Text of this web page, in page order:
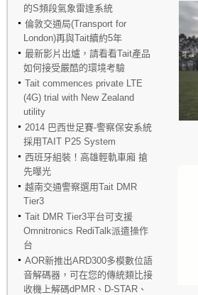
的S頻段氣象雷達系統
倫敦交通局(Transport for
London)再與Tait續約5年
最新影片出爐，請看看Tait產品
如何接受嚴酷的環境考驗
Tait commences private LTE
(4G) trial with New Zealand
utility
2014 巴西世足賽-警察保安系統
採用TAIT P25 System
西班牙組裝！高雄輕軌車廂 搶
先曝光
越南交通警察選用Tait DMR
Tier3
Tait DMR Tier3平台可支援
Omnitronics RediTalk派遣操作
台
AOR新推出ARD300多模數位語
音解碼器，可在您的傳統類比接
收機上解碼dPMR、D-STAR、